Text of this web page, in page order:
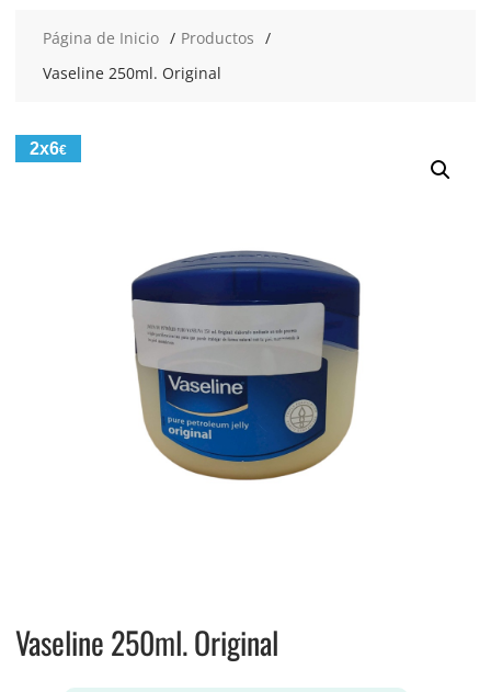
Página de Inicio
Productos
Vaseline 250ml. Original
2x6€
Vaseline 250ml. Original